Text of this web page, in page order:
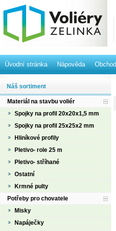
Úvodní stránka Nápověda
Náš sortiment
Materiál na stavbu voliér
Spojky na profil 20x20x1,5 mm
Spojky na profil 25x25x2 mm
Hliníkové profily
Pletivo- role 25 m
Pletivo- stříhané
Ostatní
Krmné pulty
Potřeby pro chovatele
Misky
Napáječky